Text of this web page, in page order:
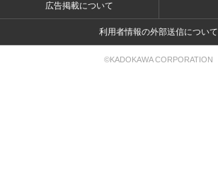
広告掲載について
利用者情報の外部送信について
©KADOKAWA CORPORATION